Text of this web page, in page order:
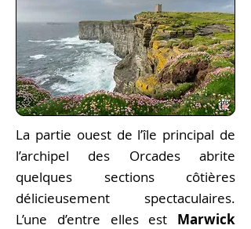
La partie ouest de l’île principal de
l’archipel des Orcades abrite
quelques sections côtières
délicieusement spectaculaires.
L’une d’entre elles est Marwick